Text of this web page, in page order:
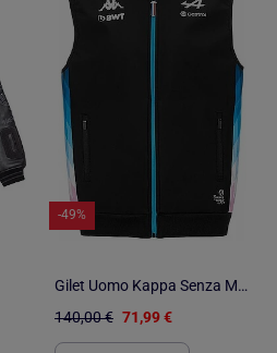
-49%
Gilet Uomo Kappa Senza Maniche
140,00 € 71,99 €